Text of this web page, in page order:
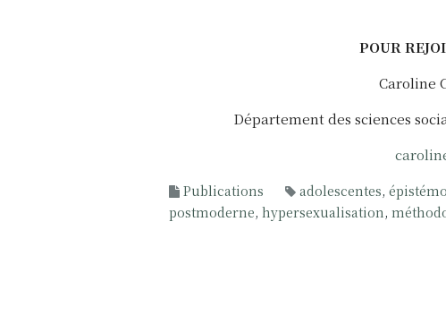
POUR
Caroline
Département des sciences
Publications adolescentes,
postmoderne, hypersexualisation,